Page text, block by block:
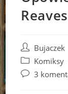
Reaves
Post
author:
Bujaczek
Post
category:
Komiksy
Post3